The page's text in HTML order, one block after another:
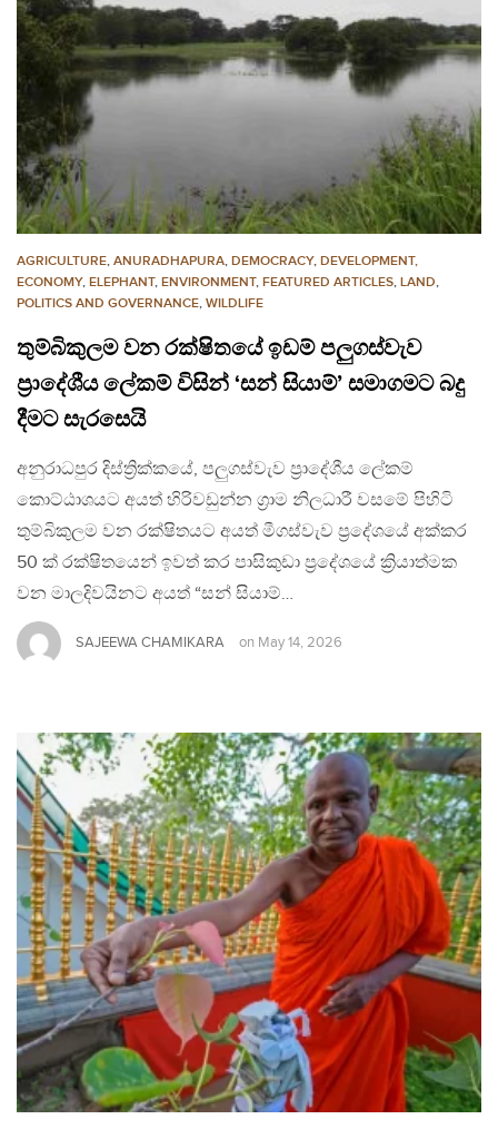
AGRICULTURE, ANURADHAPURA, DEMOCRACY, DEVELOPMENT,
ECONOMY, ELEPHANT, ENVIRONMENT, FEATURED ARTICLES, LAND,
POLITICS AND GOVERNANCE, WILDLIFE
තුම්බිකුලම වන රක්ෂිතයේ ඉඩම් පලුගස්වැව
ප්‍රාදේශීය ලේකම් විසින් ‘සන් සියාම්’ සමාගමට බදු
දීමට සැරසෙයි
අනුරාධපුර දිස්ත්‍රික්කයේ, පලුගස්වැව ප්‍රාදේශීය ලේකම්
කොට්ඨාශයට අයත් හිරිවඩුන්න ග්‍රාම නිලධාරී වසමේ පිහිටි
තුම්බිකුලම වන රක්ෂිතයට අයත් මීගස්වැව ප්‍රදේශයේ අක්කර
50 ක් රක්ෂිතයෙන් ඉවත් කර පාසිකුඩා ප්‍රදේශයේ ක්‍රියාත්මක
වන මාලදිවයිනට අයත් “සන් සියාම්…
SAJEEWA CHAMIKARA on May 14, 2026